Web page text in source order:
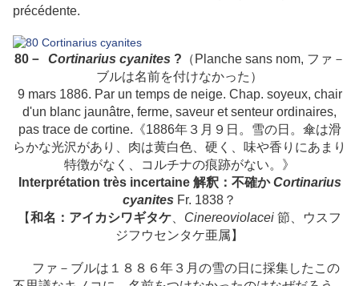
précédente.
80－ Cortinarius cyanites ? （Planche sans nom, ファ－
ブルは名前を付けなかった）
9 mars 1886. Par un temps de neige. Chap. soyeux, chair
d'un blanc jaunâtre, ferme, saveur et senteur ordinaires,
pas trace de cortine.《1886年３月９日。雪の日。傘は滑
らかな光沢があり、肉は黄白色、硬く、味や香りにあまり
特徴がなく、コルチナの痕跡がない。》
Interprétation très incertaine 解釈：不確かCortinarius
cyanites Fr. 1838？
【和名：アイカシワギタケ Cinereoviolacei 節、ウスフ
ジフウセンタケ亜属】
ファ－ブルは１８８６年３月の雪の日に採集したこの